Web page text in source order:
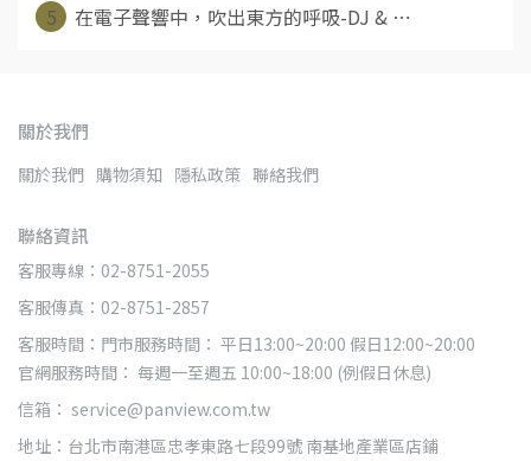
5
在電子聲響中，吹出東方的呼吸-DJ & ⋯
關於我們
關於我們 購物須知 隱私政策 聯絡我們
聯絡資訊
客服專線：02-8751-2055
客服傳真：02-8751-2857
客服時間：門市服務時間： 平日13:00~20:00 假日12:00~20:00
官網服務時間： 每週一至週五 10:00~18:00 (例假日休息)
信箱： service@panview.com.tw
地址：台北市南港區忠孝東路七段99號 南基地產業區店鋪